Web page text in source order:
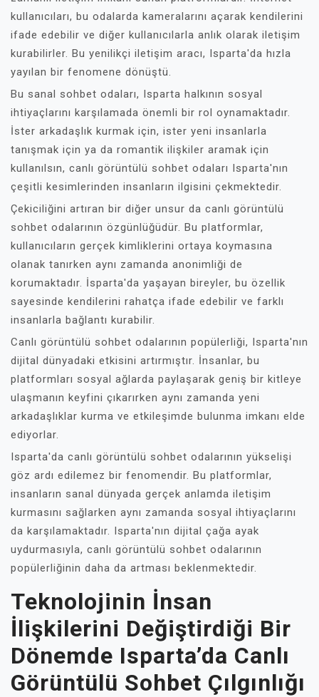
kullanıcıları, bu odalarda kameralarını açarak kendilerini
ifade edebilir ve diğer kullanıcılarla anlık olarak iletişim
kurabilirler. Bu yenilikçi iletişim aracı, Isparta'da hızla
yayılan bir fenomene dönüştü.
Bu sanal sohbet odaları, Isparta halkının sosyal
ihtiyaçlarını karşılamada önemli bir rol oynamaktadır.
İster arkadaşlık kurmak için, ister yeni insanlarla
tanışmak için ya da romantik ilişkiler aramak için
kullanılsın, canlı görüntülü sohbet odaları Isparta'nın
çeşitli kesimlerinden insanların ilgisini çekmektedir.
Çekiciliğini artıran bir diğer unsur da canlı görüntülü
sohbet odalarının özgünlüğüdür. Bu platformlar,
kullanıcıların gerçek kimliklerini ortaya koymasına
olanak tanırken aynı zamanda anonimliği de
korumaktadır. İsparta'da yaşayan bireyler, bu özellik
sayesinde kendilerini rahatça ifade edebilir ve farklı
insanlarla bağlantı kurabilir.
Canlı görüntülü sohbet odalarının popülerliği, Isparta'nın
dijital dünyadaki etkisini artırmıştır. İnsanlar, bu
platformları sosyal ağlarda paylaşarak geniş bir kitleye
ulaşmanın keyfini çıkarırken aynı zamanda yeni
arkadaşlıklar kurma ve etkileşimde bulunma imkanı elde
ediyorlar.
Isparta'da canlı görüntülü sohbet odalarının yükselişi
göz ardı edilemez bir fenomendir. Bu platformlar,
insanların sanal dünyada gerçek anlamda iletişim
kurmasını sağlarken aynı zamanda sosyal ihtiyaçlarını
da karşılamaktadır. Isparta'nın dijital çağa ayak
uydurmasıyla, canlı görüntülü sohbet odalarının
popülerliğinin daha da artması beklenmektedir.
Teknolojinin İnsan
İlişkilerini Değiştirdiği Bir
Dönemde Isparta’da Canlı
Görüntülü Sohbet Çılgınlığı